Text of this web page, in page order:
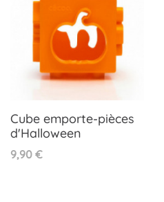
Cube emporte-pièces
d'Halloween
Prix
9,90 €